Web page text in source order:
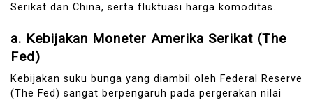
Serikat dan China, serta fluktuasi harga komoditas.
a. Kebijakan Moneter Amerika Serikat (The
Fed)
Kebijakan suku bunga yang diambil oleh Federal Reserve
(The Fed) sangat berpengaruh pada pergerakan nilai